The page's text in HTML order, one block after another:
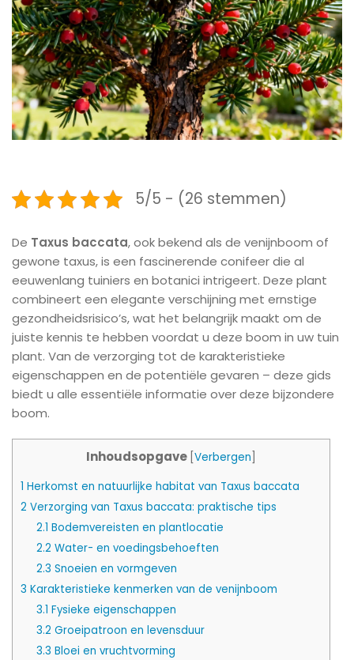
5/5 - (26 stemmen)
De Taxus baccata, ook bekend als de venijnboom of
gewone taxus, is een fascinerende conifeer die al
eeuwenlang tuiniers en botanici intrigeert. Deze plant
combineert een elegante verschijning met ernstige
gezondheidsrisico’s, wat het belangrijk maakt om de
juiste kennis te hebben voordat u deze boom in uw tuin
plant. Van de verzorging tot de karakteristieke
eigenschappen en de potentiële gevaren – deze gids
biedt u alle essentiële informatie over deze bijzondere
boom.
Inhoudsopgave Verbergen
1 Herkomst en natuurlijke habitat van Taxus baccata
2 Verzorging van Taxus baccata: praktische tips
2.1 Bodemvereisten en plantlocatie
2.2 Water- en voedingsbehoeften
2.3 Snoeien en vormgeven
3 Karakteristieke kenmerken van de venijnboom
3.1 Fysieke eigenschappen
3.2 Groeipatroon en levensduur
3.3 Bloei en vruchtvorming